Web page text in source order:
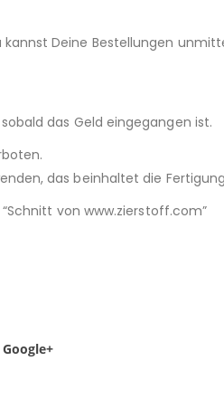
Deine Bestellungen
das Geld eingegangen ist.
das beinhaltet die
von www.zierstoff.com”
Google+